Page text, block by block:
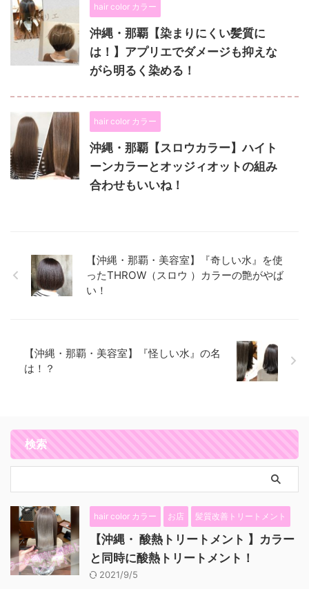
hair color カラー
沖縄・那覇【染まりにくい髪質に
は！】アプリエでダメージも抑えな
がら明るく染める！
hair color カラー
沖縄・那覇【スロウカラー】ハイト
ーンカラーとオッジィオットの組み
合わせもいいね！
【沖縄・那覇・美容室】『奇しい水』を使
ったTHROW（スロウ ）カラーの艶がやば
い！
【沖縄・那覇・美容室】『怪しい水』の名
は！？
検索
hair color カラー お店 髪質改善トリートメント
【沖縄・ 酸熱トリートメント 】カラー
と同時に酸熱トリートメント！
2021/9/5